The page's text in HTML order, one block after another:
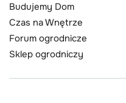
Budujemy Dom
Czas na Wnętrze
Forum ogrodnicze
Sklep ogrodniczy